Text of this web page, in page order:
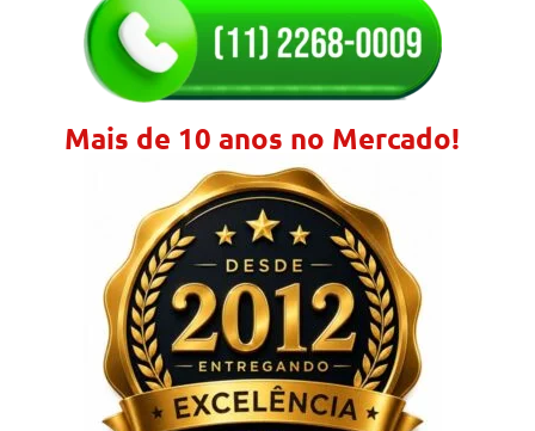
Mais de 10 anos no Mercado!